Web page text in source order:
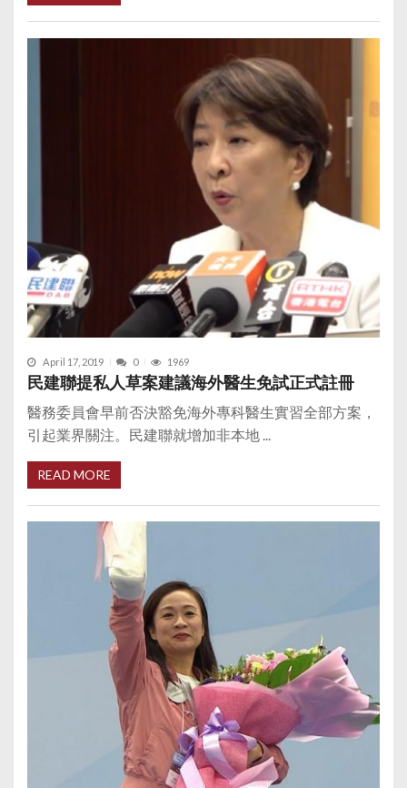
April 17, 2019 0 1969
民建聯提私人草案建議海外醫生免試正式註冊
醫務委員會早前否決豁免海外專科醫生實習全部方案，
引起業界關注。民建聯就增加非本地 ...
READ MORE